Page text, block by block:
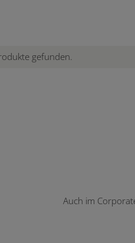
gefunden.
Auch im